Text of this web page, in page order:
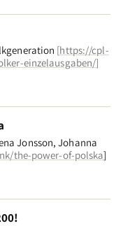
[https://cpl-
einzelausgaben/]
Jonsson, Johanna
the-power-of-polska]